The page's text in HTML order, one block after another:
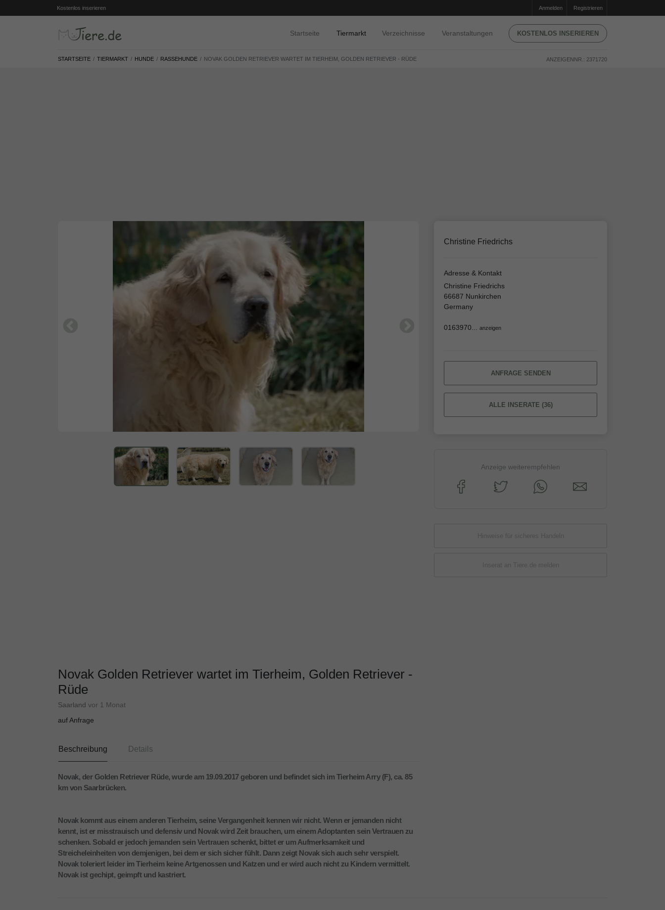
Kostenlos inserieren Anmelden Registrieren
Startseite Tiermarkt Verzeichnisse Veranstaltungen KOSTENLOS INSERIEREN
STARTSEITE TIERMARKT HUNDE RASSEHUNDE NOVAK GOLDEN RETRIEVER WARTET IM TIERHEIM, GOLDEN RETRIEVER - RÜDE ANZEIGENNR.: 2371720
Novak Golden Retriever wartet im Tierheim, Golden Retriever -
Rüde
Saarland vor 1 Monat
auf Anfrage
Beschreibung Details
Novak, der Golden Retriever Rüde, wurde am 19.09.2017 geboren und befindet sich im Tierheim Arry (F), ca. 85
km von Saarbrücken.
Novak kommt aus einem anderen Tierheim, seine Vergangenheit kennen wir nicht. Wenn er jemanden nicht
kennt, ist er misstrauisch und defensiv und Novak wird Zeit brauchen, um einem Adoptanten sein Vertrauen zu
schenken. Sobald er jedoch jemanden sein Vertrauen schenkt, bittet er um Aufmerksamkeit und
Streicheleinheiten von demjenigen, bei dem er sich sicher fühlt. Dann zeigt Novak sich auch sehr verspielt.
Novak toleriert leider im Tierheim keine Artgenossen und Katzen und er wird auch nicht zu Kindern vermittelt.
Novak ist gechipt, geimpft und kastriert.
Christine Friedrichs
Adresse & Kontakt
Christine Friedrichs
66687 Nunkirchen
Germany
0163970... anzeigen
ANFRAGE SENDEN
ALLE INSERATE (36)
Anzeige weiterempfehlen
Hinweise für sicheres Handeln
Inserat an Tiere.de melden